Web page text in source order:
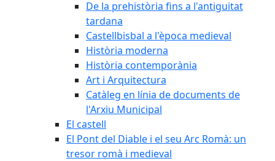
De la prehistòria fins a l'antiguitat
tardana
Castellbisbal a l'època medieval
Història moderna
Història contemporània
Art i Arquitectura
Catàleg en línia de documents de
l'Arxiu Municipal
El castell
El Pont del Diable i el seu Arc Romà: un
tresor romà i medieval